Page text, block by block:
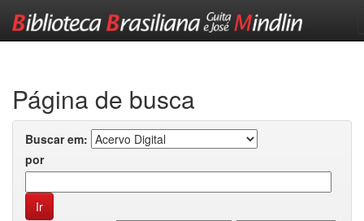
Página de busca
Buscar em:
por